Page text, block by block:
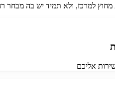
למרכז, ולא תמיד יש בה מבחר